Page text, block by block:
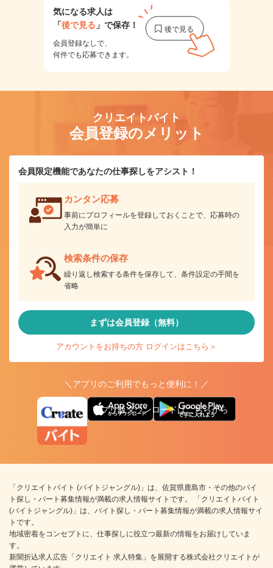
気になる求人は
「後で見る 」で保存！
会員登録なしで、
何件でも応募できます。
クリエイトバイト
会員登録のメリット
会員限定機能であなたの仕事探しをアシスト！
カンタン応募
事前にプロフィールを登録しておくことで、応募時の
入力が簡単に
検索条件の保存
繰り返し検索する条件を保存して、条件設定の手間を
省略
まずは会員登録（無料）
アカウントをお持ちの方 ログインはこちら＞
＼アプリのご利用でもっと便利に！／
アプリ版ダウンロードはこちらから
「クリエイトバイト (バイトジャングル)」は、佐賀県鹿島市・その他のバイ
ト探し・パート募集情報が満載の求人情報サイトです。 「クリエイトバイト
(バイトジャングル)」は、バイト探し・パート募集情報が満載の求人情報サイ
トです。
地域密着をコンセプトに、仕事探しに役立つ最新の情報をお届けしていま
す。
新聞折込求人広告「クリエイト 求人特集」を展開する株式会社クリエイトが